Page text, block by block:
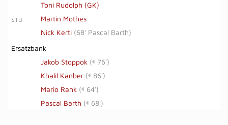
Toni Rudolph (GK)
STU
Martin Mothes
Nick Kerti (68' Pascal Barth)
Ersatzbank
Jakob Stoppok (
76')
Khalil Kanber (
86')
Mario Rank (
64')
Pascal Barth ( 68')